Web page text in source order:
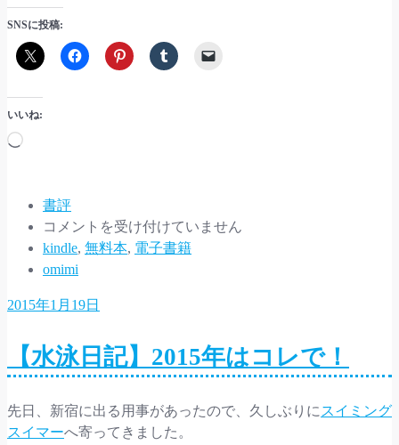
SNSに投稿:
いいね:
読
み
中…
書評
気
に
な
Kindle
料
本
は
コメントを受け付けていません
kindle, 無料本, 電子書籍
omimi
2015年1月19日
【水泳日記】2015年はコレで！
先日、新宿に出る用事があったので、久しぶりにスイミング
スイマーへ寄ってきました。